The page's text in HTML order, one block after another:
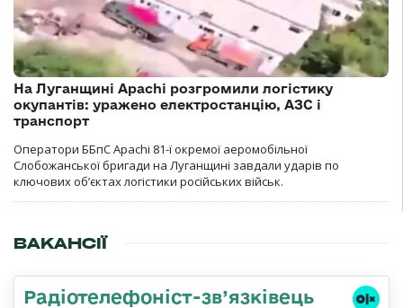
На Луганщині Apachi розгромили логістику
окупантів: уражено електростанцію, АЗС і
транспорт
Оператори ББпС Apachi 81-ї окремої аеромобільної
Слобожанської бригади на Луганщині завдали ударів по
ключових об’єктах логістики російських військ.
ВАКАНСІЇ
Радіотелефоніст-зв’язківець